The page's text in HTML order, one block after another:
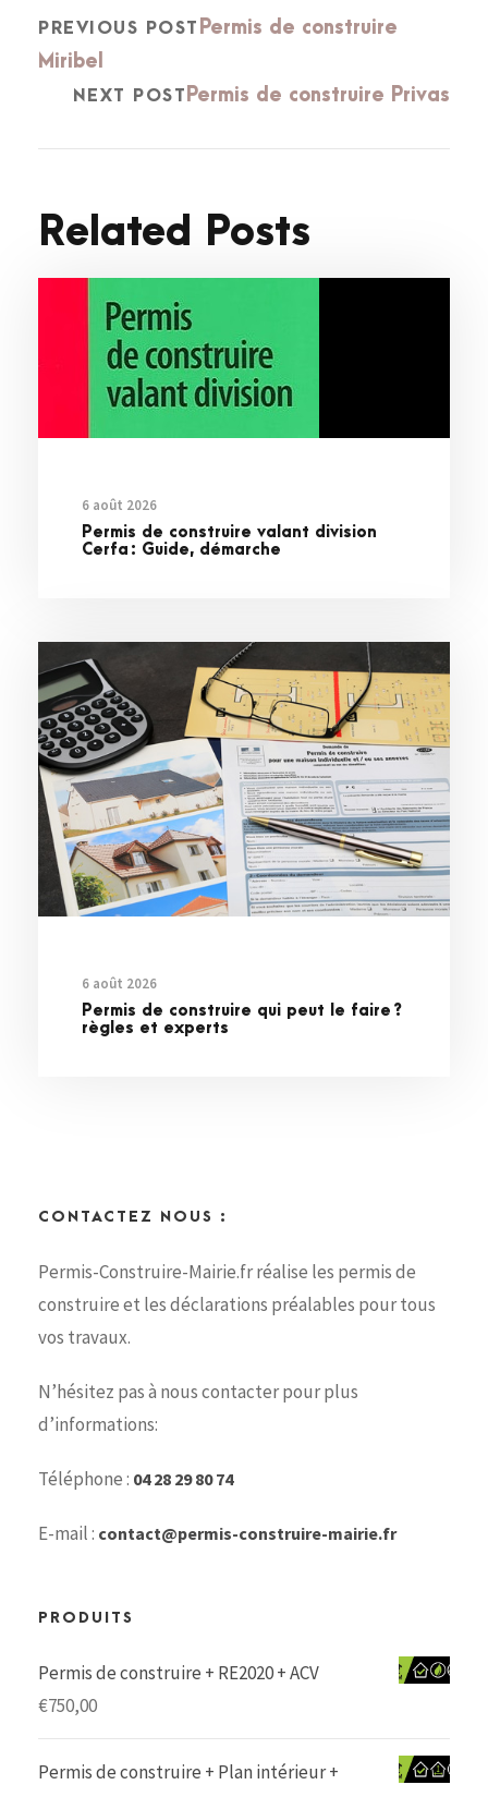
PREVIOUS POST Permis de construire
Miribel
NEXT POST Permis de construire Privas
Related Posts
6 août 2026
Permis de construire valant division
Cerfa : Guide, démarche
6 août 2026
Permis de construire qui peut le faire ?
règles et experts
CONTACTEZ NOUS :
Permis-Construire-Mairie.fr réalise les permis de
construire et les déclarations préalables pour tous
vos travaux.
N’hésitez pas à nous contacter pour plus
d’informations:
Téléphone : 04 28 29 80 74
E-mail : contact@permis-construire-mairie.fr
PRODUITS
Permis de construire + RE2020 + ACV
€750,00
Permis de construire + Plan intérieur +